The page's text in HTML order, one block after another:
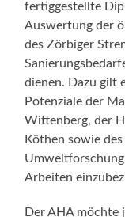
fertiggestellte
Auswertung der
des Zörbiger
dienen. Dazu gilt
Potenziale der
Wittenberg, der
Köthen sowie
Arbeiten
Der AHA möchte